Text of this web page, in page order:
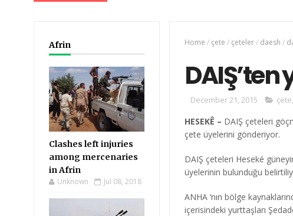
Afrin
Clashes left injuries
among mercenaries
in Afrin
Unknown Jul 08, 2018
Home / çete / çeteler/ daesh /
December 21, 2015 çete,
HESEKÊ – DAIŞ çeteleri
çete üyelerini gönderiyor.
DAIŞ çeteleri Heseké
üyelerinin bulunduğu
ANHA ‘nın bölge
içerisindeki yurttaşları